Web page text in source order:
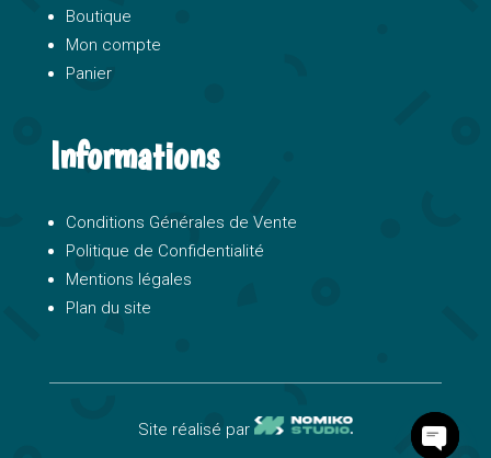
Boutique
Mon compte
Panier
Informations
Conditions Générales de Vente
Politique de Confidentialité
Mentions légales
Plan du site
Site réalisé par